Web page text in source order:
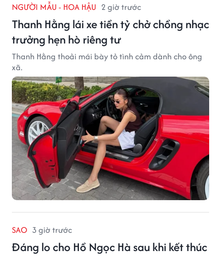
NGƯỜI MẪU - HOA HẬU 2 giờ trước
Thanh Hằng lái xe tiền tỷ chở chồng nhạc
trưởng hẹn hò riêng tư
Thanh Hằng thoải mái bày tỏ tình cảm dành cho ông
xã.
SAO 3 giờ trước
Đáng lo cho Hồ Ngọc Hà sau khi kết thúc